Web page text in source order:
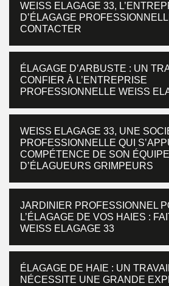
WEISS ELAGAGE 33,
D’ÉLAGAGE
CONTACTER
ÉLAGAGE D’ARBUSTE : UN
CONFIER À L’ENTREPRISE
PROFESSIONNELLE WEISS
WEISS ELAGAGE 33, UNE
PROFESSIONNELLE QUI
COMPÉTENCE DE SON ÉQUIPE
D’ÉLAGUEURS GRIMPEURS
JARDINIER PROFESSIONNEL
L’ÉLAGAGE DE VOS HAIES :
WEISS ELAGAGE 33
ÉLAGAGE DE HAIE : UN
NÉCESSITE UNE GRANDE